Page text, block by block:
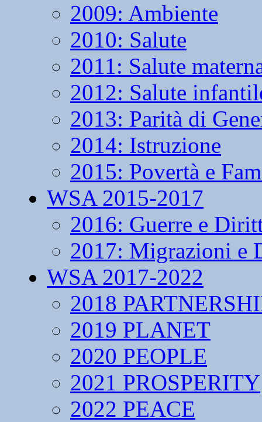
2009: Ambiente
2010: Salute
2011: Salute
2012: Salute
2013: Parità di
2014: Istruzione
2015: Povertà e
WSA 2015-2017
2016: Guerre e
2017: Migrazioni e
WSA 2017-2022
2018
2019 PLANET
2020 PEOPLE
2021 PROSPERITY
2022 PEACE